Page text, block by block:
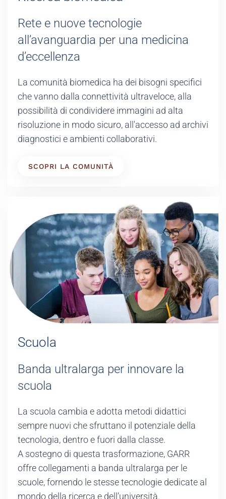
Rete e nuove tecnologie
all’avanguardia per una medicina
d’eccellenza
La comunità biomedica ha dei bisogni specifici
che vanno dalla connettività ultraveloce, alla
possibilità di condividere immagini ad alta
risoluzione in modo sicuro, all'accesso ad archivi
diagnostici e ambienti collaborativi.
SCOPRI LA COMUNITÀ
Scuola
Banda ultralarga per innovare la
scuola
La scuola cambia e adotta metodi didattici
sempre nuovi che sfruttano il potenziale della
tecnologia, dentro e fuori dalla classe.
A sostegno di questa trasformazione, GARR
offre collegamenti a banda ultralarga per le
scuole, fornendo le stesse tecnologie dedicate al
mondo della ricerca e dell’università.